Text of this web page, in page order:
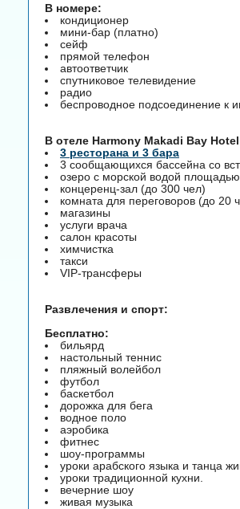
В номере:
кондиционер
мини-бар (платно)
сейф
прямой телефон
автоответчик
спутниковое телевидение
радио
беспроводное подсоединение к
B отеле Harmony Makadi Bay
3 ресторана и 3 бара
3 сообщающихся бассейна со
озеро с морской водой
концеренц-зал (до 300 чел)
комната для переговоров (до 20
магазины
услуги врача
салон красоты
химчистка
такси
VIP-трансферы
Развлечения и спорт:
Бесплатно:
бильярд
настольный теннис
пляжный волейбол
футбол
баскетбол
дорожка для бега
водное поло
аэробика
фитнес
шоу-программы
уроки арабского языка и танца
уроки традиционной кухни.
вечерние шоу
живая музыка